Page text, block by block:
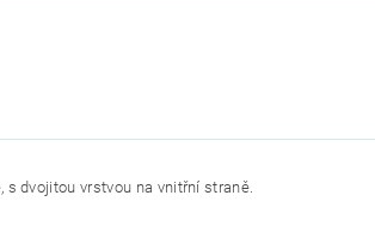
s dvojitou vrstvou na vnitřní straně.